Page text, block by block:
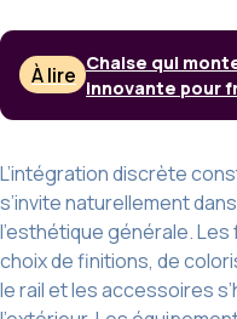
À lire Chaise qui
innovante pour
L’intégration discrète
s’invite naturellement
l’esthétique générale.
choix de finitions, de
le rail et les accessoires